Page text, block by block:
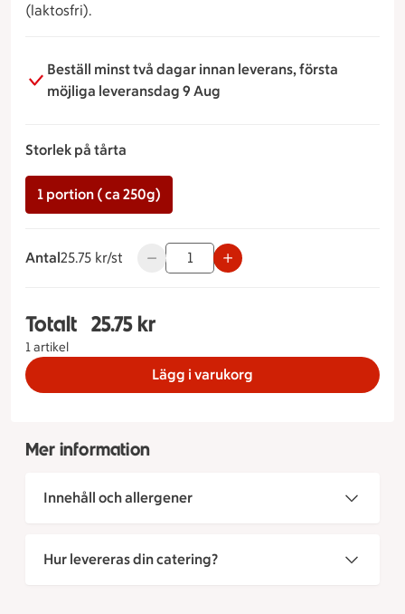
(laktosfri).
Beställ minst två dagar innan leverans, första
möjliga leveransdag 9 Aug
Storlek på tårta
1 portion ( ca 250g)
Antal
25.75 kronor styck
25.75 kr/st Använd knapparna för att minska eller
Totalt
1 artikel
Totalt 1 stycken Potatissallad Storlek på tårta 1
25.75 kr
Lägg i varukorg
Mer information
Innehåll och allergener
Hur levereras din catering?